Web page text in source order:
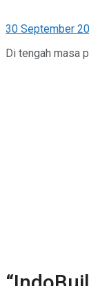
30 September
Di tengah masa